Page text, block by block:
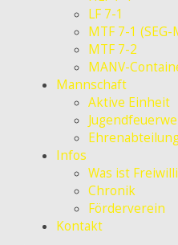
LF 7-1
MTF 7-1
MTF 7-2
MANV-
Mannschaft
Aktive Einheit
Infos
Was ist
Chronik
Förderverein
Kontakt